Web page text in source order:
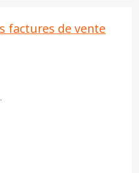
factures de vente